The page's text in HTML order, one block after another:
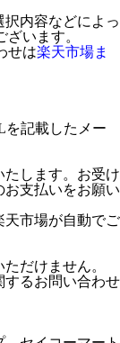
内容などによっ
います。
せは楽天市場ま
を記載したメー
します。お受け
支払いをお願い
天市場が自動でご
だけません。
るお問い合わせ